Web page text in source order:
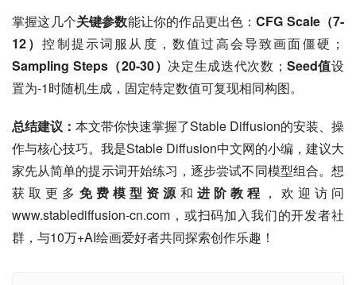
掌握这几个关键参数能让你的作品更出色：CFG Scale（7-
12）控制提示词服从度，数值过高会导致画面僵硬；
Sampling Steps（20-30） 决定生成迭代次数； Seed值设
置为-1时随机生成，固定特定数值可复现相同构图。
总结建议： 本文带你快速掌握了Stable Diffusion的安装、操
作与核心技巧。我是Stable Diffusion中文网的小编，建议大
家先从简单的提示词开始练习，逐步尝试不同模型组合。想
获取更多 免费模型资源 和 进阶教程 ，欢迎访问
www.stablediffusion-cn.com，或扫码加入我们的开发者社
群，与10万+AI绘画爱好者共同探索创作乐趣！